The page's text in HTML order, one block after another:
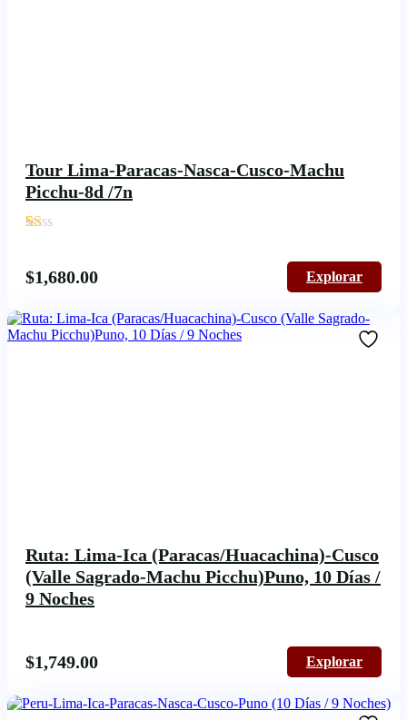
Tour Lima-Paracas-Nasca-Cusco-Machu
Picchu-8d /7n
'
$1,680.00 Explorar
Ruta: Lima-Ica (Paracas/Huacachina)-Cusco
(Valle Sagrado-Machu Picchu)Puno, 10 Días /
9 Noches
$1,749.00 Explorar